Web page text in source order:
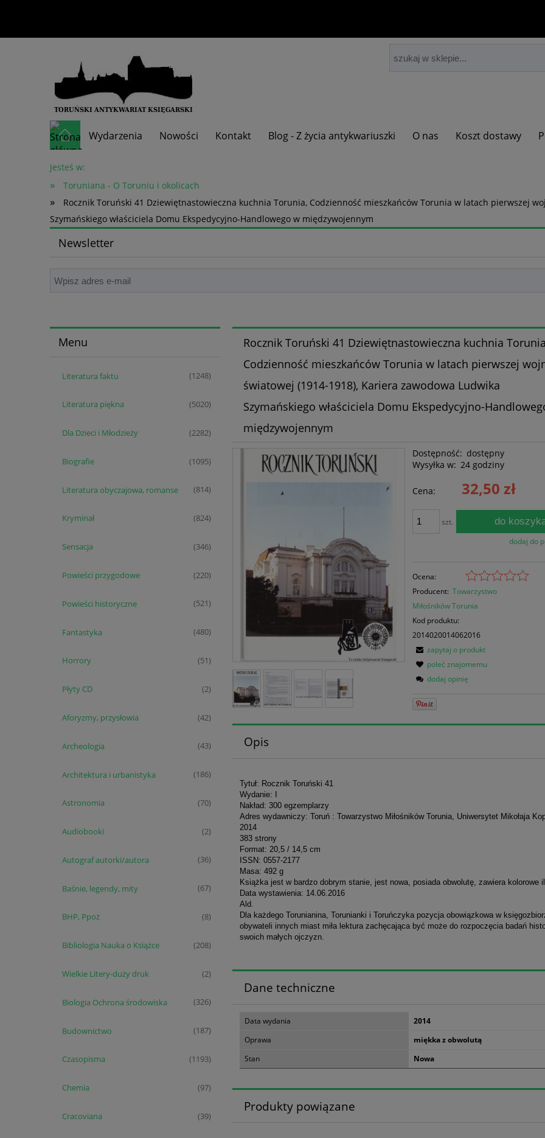
Wydarzenia Nowości Kontakt Blog - Z życia antykwariuszki O nas Koszt dostawy
Skup książek
Jesteś w:
» Toruniana - O Toruniu i okolicach
»
Rocznik Toruński 41 Dziewiętnastowieczna kuchnia Torunia, Codzienność mieszkańców Torunia w latach pierwszej
Szymańskiego właściciela Domu Ekspedycyjno-Handlowego w międzywojennym
Newsletter
Menu
Literatura faktu (1248)
Literatura piękna (5020)
Dla Dzieci i Młodzieży (2282)
Biografie (1095)
Literatura obyczajowa, romanse (814)
Kryminał (824)
Sensacja (346)
Powieści przygodowe (220)
Powieści historyczne (521)
Fantastyka (480)
Horrory (51)
Płyty CD (2)
Aforyzmy, przysłowia (42)
Archeologia (43)
Architektura i urbanistyka (186)
Astronomia (70)
Audiobooki (2)
Autograf autorki/autora (36)
Baśnie, legendy, mity (67)
BHP, Ppoż (8)
Bibliologia Nauka o Książce (208)
Wielkie Litery-duży druk (2)
Biologia Ochrona środowiska (326)
Budownictwo (187)
Czasopisma (1193)
Chemia (97)
Cracoviana (39)
Rocznik Toruński 41 Dziewiętnastowieczna kuchnia
Codzienność mieszkańców Torunia w latach pierwszej
światowej (1914-1918), Kariera zawodowa Ludwika
Szymańskiego właściciela Domu Ekspedycyjno-
międzywojennym
Dostępność: dostępny
Wysyłka w: 24 godziny
Cena: 32,50 zł
szt. do
dodaj do
Ocena:
Producent: Towarzystwo
Miłośników Torunia
Kod produktu:
2014020014062016
zapytaj o produkt
poleć znajomemu
dodaj opinię
Opis
Tytuł: Rocznik Toruński 41
Wydanie: I
Nakład: 300 egzemplarzy
Adres wydawniczy: Toruń : Towarzystwo Miłośników Torunia, Uniwersytet Mikołaja
2014
383 strony
Format: 20,5 / 14,5 cm
ISSN: 0557-2177
Masa: 492 g
Książka jest w bardzo dobrym stanie, jest nowa, posiada obwolutę, zawiera kolorowe
Data wystawienia: 14.06.2016
Ald.
Dla każdego Torunianina, Torunianki i Toruńczyka pozycja obowiązkowa w
obywateli innych miast miła lektura zachęcająca być może do rozpoczęcia badań
swoich małych ojczyzn.
Dane techniczne
Data wydania
2014
Oprawa
miękka z obwolutą
Stan
Nowa
Produkty powiązane